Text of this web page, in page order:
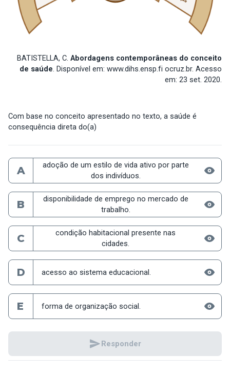
BATISTELLA, C. Abordagens contemporâneas do conceito
de saúde. Disponível em: www.dihs.ensp.fi ocruz.br. Acesso
em: 23 set. 2020.
Com base no conceito apresentado no texto, a saúde é
consequência direta do(a)
A
adoção de um estilo de vida ativo por parte
dos indivíduos.
B
disponibilidade de emprego no mercado de
trabalho.
C
condição habitacional presente nas
cidades.
D acesso ao sistema educacional.
E forma de organização social.
Responder